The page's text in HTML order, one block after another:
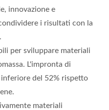
innovazione e
i risultati con la
per sviluppare materiali
L'impronta di
del 52% rispetto
materiali